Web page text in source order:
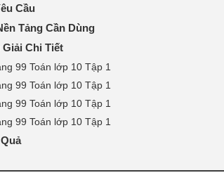
Cầu
Tảng Cần Dùng
Chi Tiết
99 Toán lớp 10 Tập 1
99 Toán lớp 10 Tập 1
99 Toán lớp 10 Tập 1
99 Toán lớp 10 Tập 1